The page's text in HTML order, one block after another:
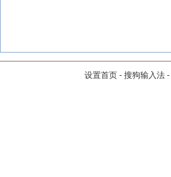
设置首页 - 搜狗输入法 -